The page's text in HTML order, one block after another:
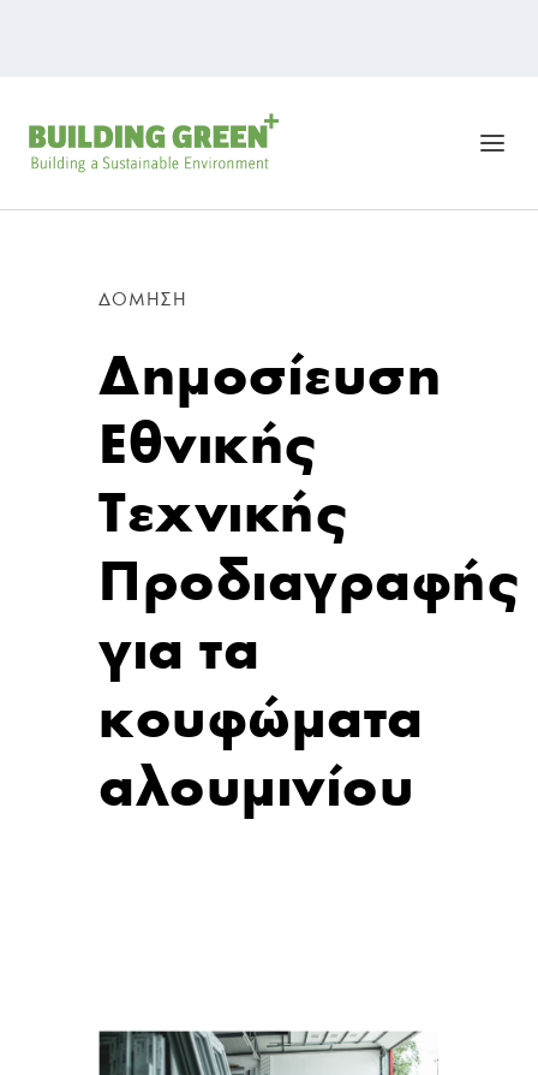
ΔΌΜΗΣΗ
Δημοσίευση
Εθνικής
Τεχνικής
Προδιαγραφής
για τα
κουφώματα
αλουμινίου